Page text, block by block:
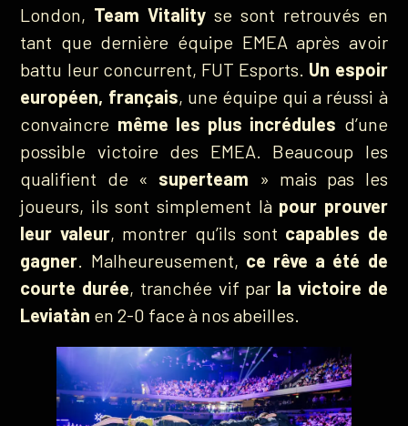
London, Team Vitalityse sont retrouvés en
tant que dernière équipe EMEA après avoir
battu leur concurrent, FUT Esports. Un espoir
européen, français, une équipe qui a réussi à
convaincre même les plus incrédules d’une
possible victoire des EMEA. Beaucoup les
qualifient de « superteam » mais pas les
joueurs, ils sont simplement là pour prouver
leur valeur, montrer qu’ils sont capables de
gagner. Malheureusement, ce rêve a été de
courte durée, tranchée vif par la victoire de
Leviatàn en 2-0 face à nos abeilles.